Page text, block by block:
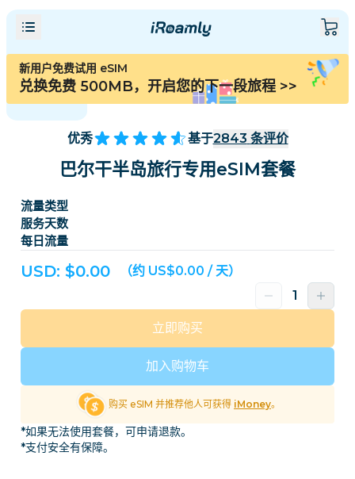
新用户免费试用 eSIM
兑换免费 500MB，开启您的下一段旅程 >>
优秀 基于2843 条评价
巴尔干半岛旅行专用eSIM套餐
流量类型
服务天数
每日流量
USD: $0.00 （约 US$0.00 / 天）
加入购物车
立即购买
购买 eSIM 并推荐他人可获得 iMoney。
*如果无法使用套餐，可申请退款。
*支付安全有保障。